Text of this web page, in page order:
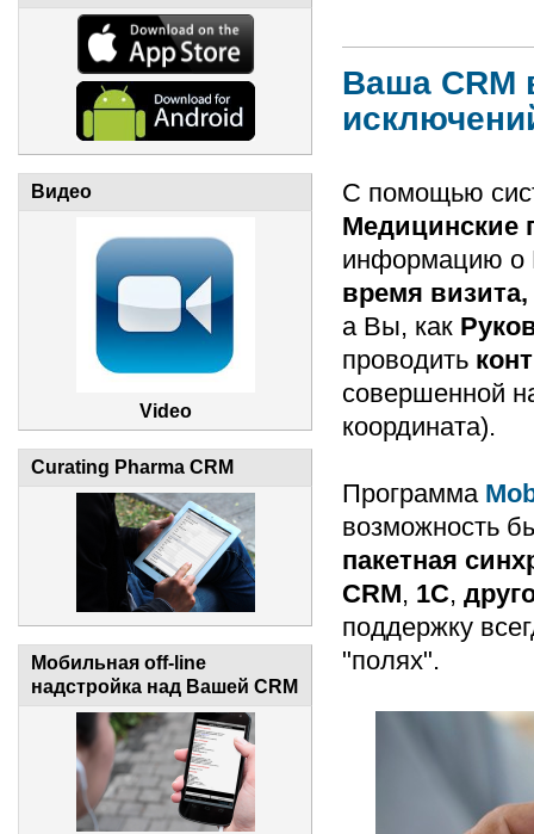
Видео
Video
Curating Pharma CRM
Мобильная off-line
надстройка над Вашей CRM
Ваша CRM
С помощью
Медицинские
информацию о
время визита,
а Вы, как
проводить
совершенной
координата).
Программа
возможность
пакетная
CRM, 1C,
поддержку
"полях".